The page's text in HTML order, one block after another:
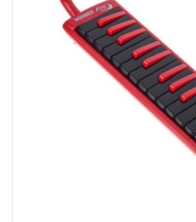
Việt Thương Music - 49E Phan Đăng
49E Phan Đăng Lưu, Phường Bình
Việt Thương Music - Phường Gò Vấp
11 Đường số 3, Khu dân cư Cityland
Quận Gò Vấp, Hồ Chí Minh
Việt Thương Music - 442 Lũy Bán
442 Lũy Bán Bích, Phường Tân Phú,
Việt Thương Music - 12 Quốc Hương
Tầng G, Tòa nhà Thảo Điền Pearl, 12
357 Cộng Hòa, Phường Tân Bình,